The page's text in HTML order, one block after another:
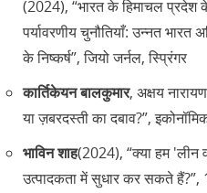
(2024), “भारत के हिमाचल प्रदेश
पर्यावरणीय चुनौतियाँ: उन्नत भारत
के निष्कर्ष”, जियो जर्नल, स्प्रिंगर
कार्तिकेयन बालकुमार, अक्षय
या ज़बरदस्ती का दबाव?”,
भाविन शाह(2024), “क्या हम 'लीन
उत्पादकता में सुधार कर सकते